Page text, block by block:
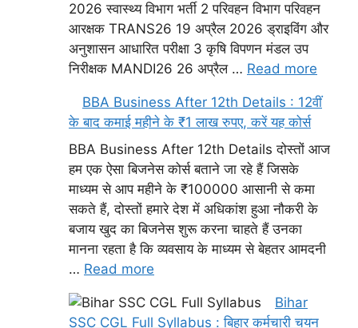
2026 स्वास्थ्य विभाग भर्ती 2 परिवहन विभाग परिवहन
आरक्षक TRANS26 19 अप्रैल 2026 ड्राइविंग और
अनुशासन आधारित परीक्षा 3 कृषि विपणन मंडल उप
निरीक्षक MANDI26 26 अप्रैल … Read more
BBA Business After 12th Details : 12वीं
के बाद कमाई महीने के ₹1 लाख रुपए, करें यह कोर्स
BBA Business After 12th Details दोस्तों आज
हम एक ऐसा बिजनेस कोर्स बताने जा रहे हैं जिसके
माध्यम से आप महीने के ₹100000 आसानी से कमा
सकते हैं, दोस्तों हमारे देश में अधिकांश हुआ नौकरी के
बजाय खुद का बिजनेस शुरू करना चाहते हैं उनका
मानना रहता है कि व्यवसाय के माध्यम से बेहतर आमदनी
… Read more
Bihar
SSC CGL Full Syllabus : बिहार कर्मचारी चयन